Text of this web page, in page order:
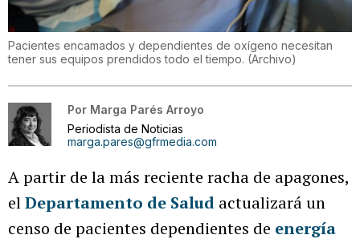
Pacientes encamados y dependientes de oxígeno necesitan
tener sus equipos prendidos todo el tiempo. (Archivo)
Por Marga Parés Arroyo
Periodista de Noticias
marga.pares@gfrmedia.com
A partir de la más reciente racha de apagones,
elDepartamento de Salud actualizará un
censo de pacientes dependientes de energía